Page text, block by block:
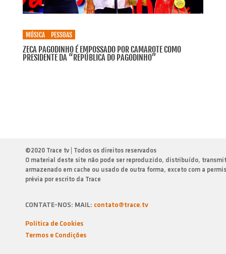
MÚSICA PESSOAS
ZECA PAGODINHO É EMPOSSADO POR CAMAROTE COMO
PRESIDENTE DA “REPÚBLICA DO PAGODINHO”
©2020 Trace tv | Todos os direitos reservados
O material deste site não pode ser reproduzido, distribuído,
armazenado em cache ou usado de outra forma, exceto com a
prévia por escrito da Trace
CONTATE-NOS: MAIL: contato@trace.tv
Política de Cookies
Termos e Condiçōes